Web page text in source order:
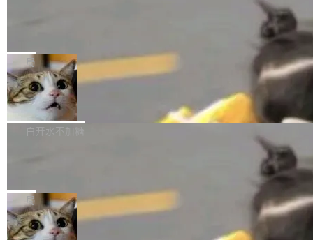
质的最低采样率）的音频格式将被拒绝 修复了 C
SS 圆角虚线样式中可能存在的问题 如果表单中
的图像元素不在同一个子树中，则它们将不再关
联 加...
最强的若干项。对于尚未正式发版的 PG 19，则
通过拉取过去一年内（从 PG 18 Beta1 时间点
至今）的所有 commit，同样交由 AI 分析提炼。
经过人工复核，准确度令人满意。这一方法也为
社区爱好者提供了高效跟踪新版本的思路。
维护工作一直与我的日常工作、家务、社交生活
和休闲娱乐竞争时间。" 这是 libexpat 维护者 S
ebastian Pipping 写在博客里的话。8 月 4 日，
他宣布了一个新消息：从 2026 年 8 月 1 日起，
他可以全职维护 libexpat 了，最长 6 个月。发
库之一。你的操作系统、浏览器、无数的基础设
施软件，很可能都在用它。而过去十年，维护它
的人一直在用业余...
局
Firefox 153.0.3 发布
Firefox 153.0.3 现已发布，具体更新内容如
下： New Smart Window 包含多项增强功能：
gi?id=2019042">Bug&nbsp;2019042</a>）</l
i> <li>现在，助手可以直接使用 Exa 的网络搜索
结果回答问题，而无需将问题转交给搜索引擎。
白开水不加糖
的 npm 包。项目的核心论点是：容器不适合 Ag
ent 计算。真正适合的，是 Isolate。 Cloudflare
工程师在这件事上没什么可谦虚的——他们用 W
局
OpenAI 公开邮件和聊天记录回应苹果